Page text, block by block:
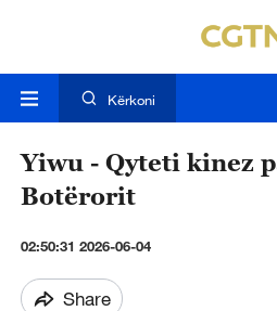
Kërkoni
Yiwu - Qyteti kinez
Botërorit
02:50:31 2026-06-04
Share